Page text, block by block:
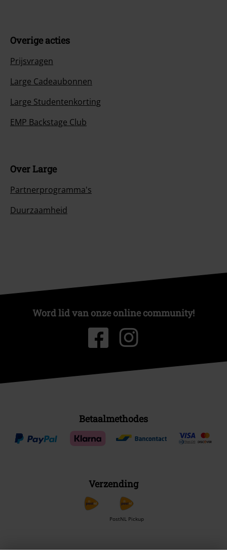
Overige acties
Prijsvragen
Large Cadeaubonnen
Large Studentenkorting
EMP Backstage Club
Over Large
Partnerprogramma's
Duurzaamheid
Word lid van onze online community!
Betaalmethodes
Verzending
PostNL Pickup